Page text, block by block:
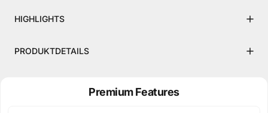
HIGHLIGHTS
PRODUKTDETAILS
Premium Features